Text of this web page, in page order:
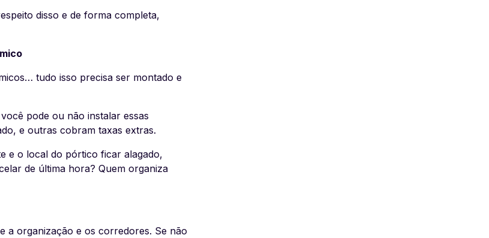
disso e de forma completa,
tudo isso precisa ser montado e
pode ou não instalar essas
e outras cobram taxas extras.
e o local do pórtico ficar alagado,
de última hora? Quem organiza
a organização e os corredores. Se não